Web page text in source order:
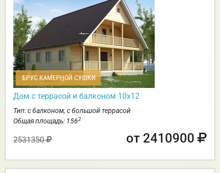
БРУС КАМЕРНОЙ СУШКИ
Дом с террасой и балконом 10х12
Тип: с балконом, с большой террасой
Общая площадь: 1562
2531350 от 2410900